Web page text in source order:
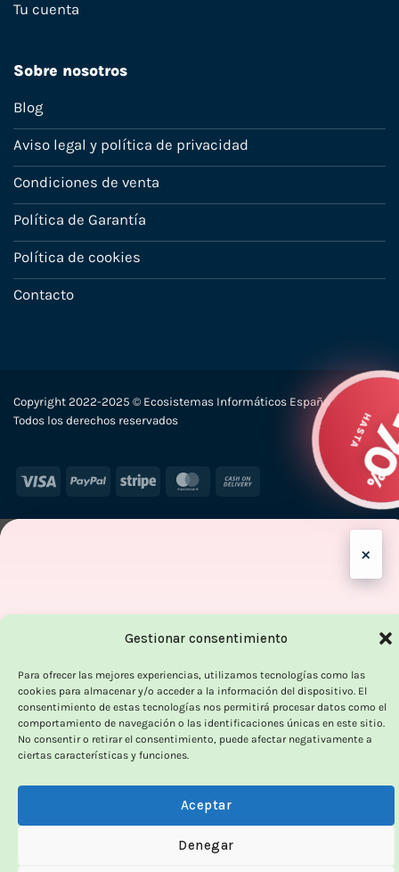
Gestionar consentimiento
Para ofrecer las mejores experiencias, utilizamos tecnologías como las
cookies para almacenar y/o acceder a la información del dispositivo. El
consentimiento de estas tecnologías nos permitirá procesar datos como el
comportamiento de navegación o las identificaciones únicas en este sitio.
No consentir o retirar el consentimiento, puede afectar negativamente a
ciertas características y funciones.
Aceptar
Denegar
Tu cuenta
Sobre nosotros
Blog
Aviso legal y política de privacidad
Condiciones de venta
Política de Garantía
Política de cookies
Contacto
Copyright 2022-2025 © Ecosistemas Informáticos España SL –
Todos los derechos reservados
Visa PayPal Stripe MasterCard
×
OUTLET VORPC
Calidad probada,
precios imbatibles
100% funcionales · revisados